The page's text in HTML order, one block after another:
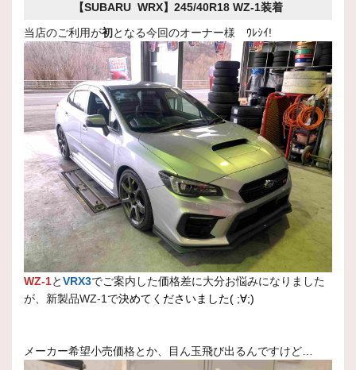
【SUBARU WRX】245/40R18 WZ-1装着
当店のご利用が初となる今回のオーナー様 ｳﾚｼｲ!
WZ-1とVRX3でご案内した価格差に大分お悩みになりました
が、新製品WZ-1で決めてくださいました( ;∀;)
メーカー希望小売価格とか、目ん玉飛び出るんですけど…